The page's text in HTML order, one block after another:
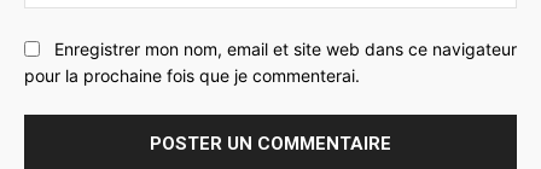
:
Enregistrer mon nom, email et site web dans ce navigateur
pour la prochaine fois que je commenterai.